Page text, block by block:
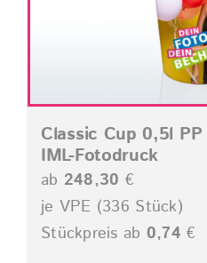
Classic Cup 0,5l
IML-Fotodruck
ab 248,30 €
je VPE (336 Stück)
Stückpreis ab 0,74 €